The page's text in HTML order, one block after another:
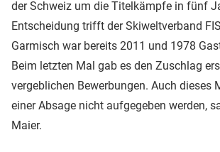
der Schweiz um die Titelkämpfe in fünf
Entscheidung trifft der Skiweltverband
Garmisch war bereits 2011 und 1978
Beim letzten Mal gab es den Zuschlag
vergeblichen Bewerbungen. Auch dieses
einer Absage nicht aufgegeben werden,
Maier.